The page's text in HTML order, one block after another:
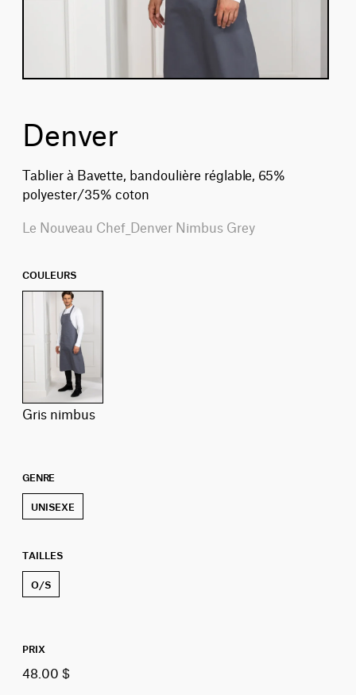
Denver
Tablier à Bavette, bandoulière réglable, 65%
polyester/35% coton
Le Nouveau Chef_Denver Nimbus Grey
COULEURS
gris nimbus
GENRE
UNISEXE
TAILLES
O/S
PRIX
48.00 $